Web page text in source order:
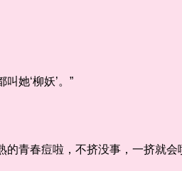
她‘柳妖’。”
春痘啦，不挤没事，一挤就会